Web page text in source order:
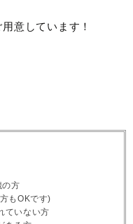
意しています！
の方
もOKです)
ていない方